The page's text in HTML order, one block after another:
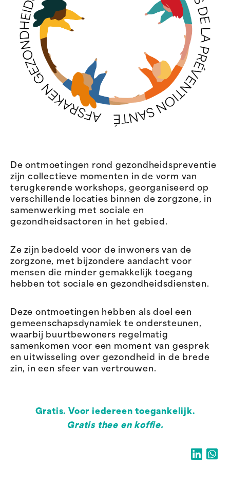
De ontmoetingen rond gezondheidspreventie
zijn collectieve momenten in de vorm van
terugkerende workshops, georganiseerd op
verschillende locaties binnen de zorgzone, in
samenwerking met sociale en
gezondheidsactoren in het gebied.
Ze zijn bedoeld voor de inwoners van de
zorgzone, met bijzondere aandacht voor
mensen die minder gemakkelijk toegang
hebben tot sociale en gezondheidsdiensten.
Deze ontmoetingen hebben als doel een
gemeenschapsdynamiek te ondersteunen,
waarbij buurtbewoners regelmatig
samenkomen voor een moment van gesprek
en uitwisseling over gezondheid in de brede
zin, in een sfeer van vertrouwen.
Gratis. Voor iedereen toegankelijk.
Gratis thee en koffie.